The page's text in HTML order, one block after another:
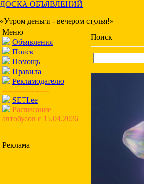
ДОСКА ОБЪЯВЛЕНИЙ
«Утром деньги - вечером стулья!»
Меню
Объявления
Поиск
Помощь
Правила
Рекламодателю
-------------------
SETI.ee
Расписание
автобусов с 15.04.2026
Реклама
Поиск